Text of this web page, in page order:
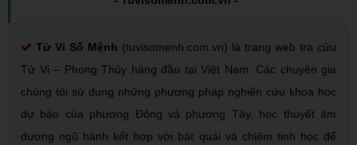
Tử Vi Số Mệnh (tuvisomenh.com.vn) là trang web tra cứu
Tử Vi – Phong Thủy hàng đầu tại Việt Nam. Các chuyên gia
chúng tôi sử dụng những phương pháp nghiên cứu khoa học
dự báo của phương Đông và phương Tây, học thuyết âm
dương ngũ hành kết hợp với bát quái và chiêm tinh học để